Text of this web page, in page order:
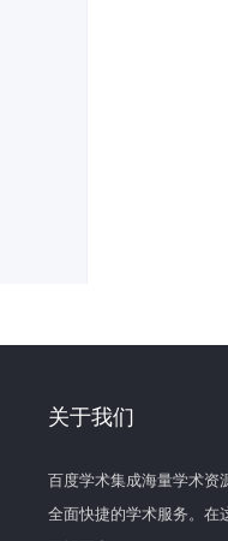
关于我们
百度学术集成海量学术资
全面快捷的学术服务。在